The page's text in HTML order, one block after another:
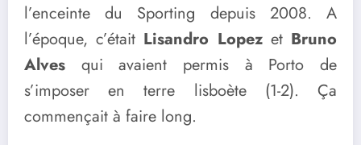
l’enceinte du Sporting depuis 2008. A
l’époque, c’était Lisandro Lopez et Bruno
Alves qui avaient permis à Porto de
s’imposer en terre lisboète (1-2). Ça
commençait à faire long.